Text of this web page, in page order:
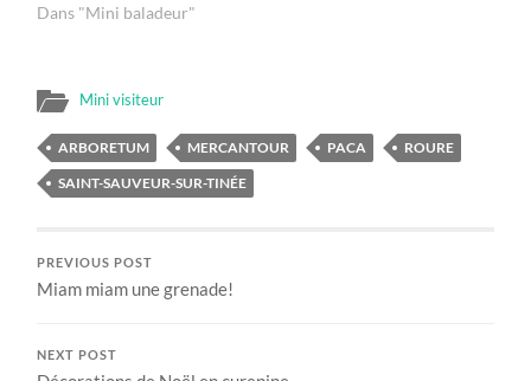
Dans "Mini baladeur"
Mini visiteur
ARBORETUM MERCANTOUR PACA
ROURE
SAINT-SAUVEUR-SUR-TINÉE
PREVIOUS POST
Miam miam une grenade!
NEXT POST